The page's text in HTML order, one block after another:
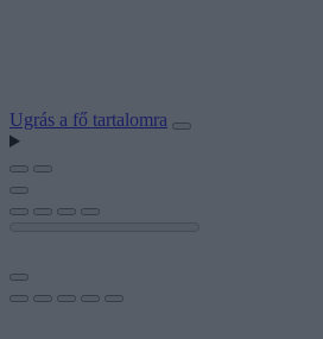
Ugrás a fő tartalomra